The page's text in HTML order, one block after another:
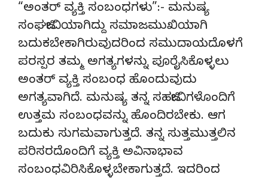
“ಅಂತರ್ ವ್ಯಕ್ತಿ ಸಂಬಂಧಗಳು”:- ಮನುಷ್ಯ
ಸಂಘಜೀವಿಯಾಗಿದ್ದು ಸಮಾಜಮುಖಿಯಾಗಿ
ಬದುಕಬೇಕಾಗಿರುವುದರಿಂದ ಸಮುದಾಯದೊಳಗೆ
ಪರಸ್ಪರ ತಮ್ಮ ಅಗತ್ಯಗಳನ್ನು ಪೂರೈಸಿಕೊಳ್ಳಲು
ಅಂತರ್ ವ್ಯಕ್ತಿ ಸಂಬಂಧ ಹೊಂದುವುದು
ಅಗತ್ಯವಾಗಿದೆ. ಮನುಷ್ಯ ತನ್ನ ಸಹಜೀವಿಗಳೊಂದಿಗೆ
ಉತ್ತಮ ಸಂಬಂಧವನ್ನು ಹೊಂದಿರಬೇಕು. ಆಗ
ಬದುಕು ಸುಗಮವಾಗುತ್ತದೆ. ತನ್ನ ಸುತ್ತಮುತ್ತಲಿನ
ಪರಿಸರದೊಂದಿಗೆ ವ್ಯಕ್ತಿ ಅವಿನಾಭಾವ
ಸಂಬಂಧವಿರಿಸಿಕೊಳ್ಳಬೇಕಾಗುತ್ತದೆ. ಇದರಿಂದ